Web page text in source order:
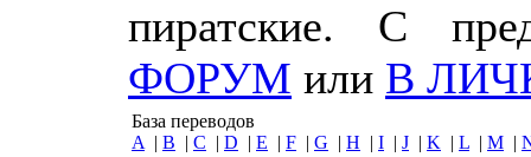
пиратские. С
ФОРУМ или В
База переводов
A | B | C | D | E | F | G | H | I | J | K | L | M |